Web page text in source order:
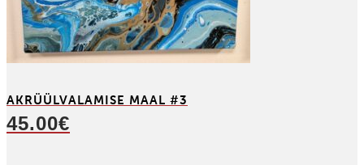
AKRÜÜL­VALAMISE MAAL #3
45.00€